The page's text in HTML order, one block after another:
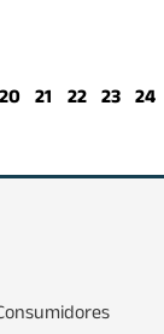
20 21 22 23 24